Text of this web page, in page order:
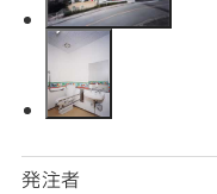
発注者